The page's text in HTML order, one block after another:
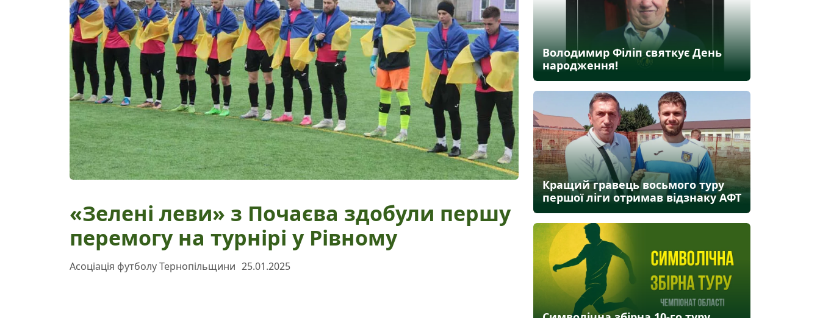
«Зелені леви» з Почаєва здобули першу
перемогу на турнірі у Рівному
Асоціація футболу Тернопільщини 25.01.2025
Володимир Філіп святкує День
народження!
Кращий гравець восьмого туру
першої ліги отримав відзнаку АФТ